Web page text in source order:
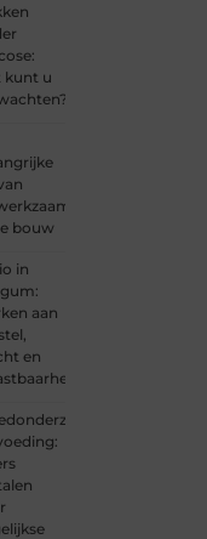
kunt u
bouw
in
aan
en